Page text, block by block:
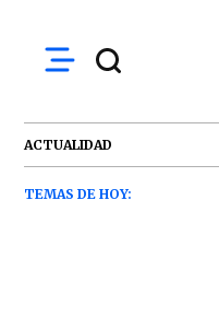
ACTUALIDAD
TEMAS DE HOY: